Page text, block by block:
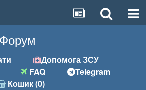
Допомога ЗСУ
FAQ
Telegram
Кошик (0)